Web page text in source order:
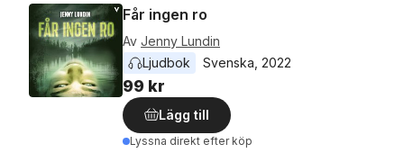
Får ingen ro
Av Jenny Lundin
Ljudbok
Svenska 2022
99 kr
Lägg till
Lyssna direkt efter köp